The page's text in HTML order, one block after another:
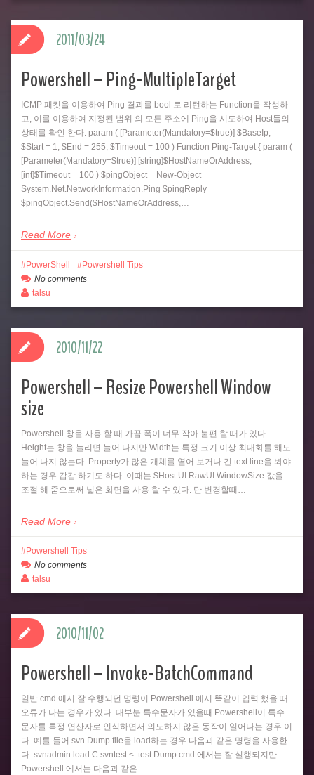
Powershell – Ping-MultipleTarget
ICMP 패킷을 이용하여 Ping 결과를 bool 로 리턴하는 Function을 작성하
고, 이를 이용하여 지정된 범위 의 모든 주소에 Ping을 시도하여 Host들의
상태를 확인 한다. param ( [Parameter(Mandatory=$true)] $BaseIp,
$Start = 1, $End = 255, $Timeout = 100 ) Function Ping-Target { param (
[Parameter(Mandatory=$true)] [string]$HostNameOrAddress,
[int]$Timeout = 100 ) $pingObject = New-Object
System.Net.NetworkInformation.Ping $pingReply =
$pingObject.Send($HostNameOrAddress,…
Read More
2011/03/24
PowerShell
Powershell Tips
No comments
talsu
Powershell – Resize Powershell Window
size
Powershell 창을 사용 할 때 가끔 폭이 너무 작아 불편 할 때가 있다.
Height는 창을 늘리면 늘어 나지만 Width는 특정 크기 이상 최대화를 해도
늘어 나지 않는다. Property가 많은 개체를 열어 보거나 긴 text line을 봐야
하는 경우 갑갑 하기도 하다. 이때는 $Host.UI.RawUI.WindowSize 값을
조절 해 줌으로써 넓은 화면을 사용 할 수 있다. 단 변경할때…
Read More
2010/11/22
Powershell Tips
No comments
talsu
Powershell – Invoke-BatchCommand
일반 cmd 에서 잘 수행되던 명령이 Powershell 에서 똑같이 입력 했을 때
오류가 나는 경우가 있다. 대부분 특수문자가 있을때 Powershell이 특수
문자를 특정 연산자로 인식하면서 의도하지 않은 동작이 일어나는 경우 이
다. 예를 들어 svn Dump file을 load하는 경우 다음과 같은 명령을 사용한
다. svnadmin load C:svntest < .test.Dump cmd 에서는 잘 실행되지만
Powershell 에서는 다음과 같은...
2010/11/02